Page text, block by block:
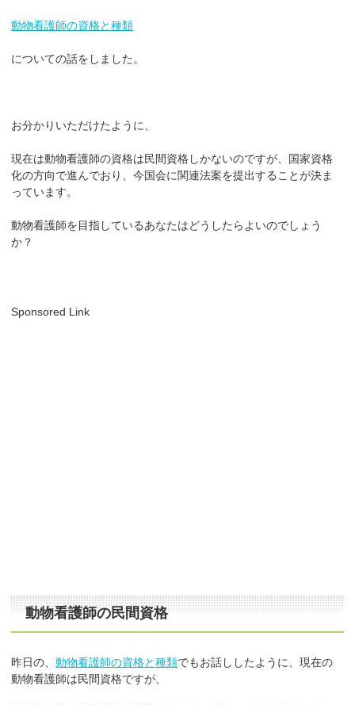
動物看護師の資格と種類
についての話をしました。
お分かりいただけたように、
現在は動物看護師の資格は民間資格しかないのですが、国家資格
化の方向で進んでおり、今国会に関連法案を提出することが決ま
っています。
動物看護師を目指しているあなたはどうしたらよいのでしょう
か？
Sponsored Link
動物看護師の民間資格
昨日の、動物看護師の資格と種類でもお話ししたように、現在の
動物看護師は民間資格ですが、